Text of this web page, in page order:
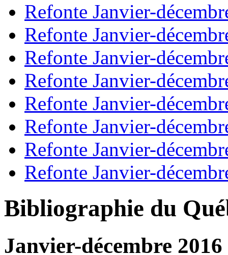
Refonte Janvier-
Refonte Janvier-
Refonte Janvier-
Refonte Janvier-
Refonte Janvier-
Refonte Janvier-
Refonte Janvier-
Refonte Janvier-
Bibliographie du
Janvier-décembre 2016